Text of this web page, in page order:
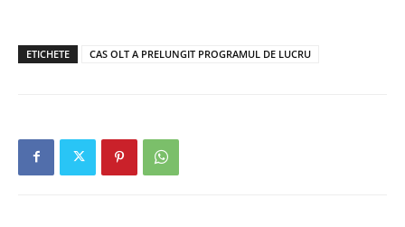
ETICHETE CAS OLT A PRELUNGIT PROGRAMUL DE LUCRU